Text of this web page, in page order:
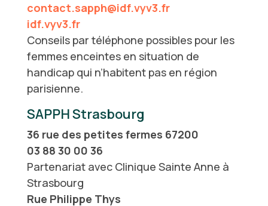
contact.sapph@idf.vyv3.fr
idf.vyv3.fr
Conseils par téléphone possibles pour les
femmes enceintes en situation de
handicap qui n’habitent pas en région
parisienne.
SAPPH Strasbourg
36 rue des petites fermes 67200
03 88 30 00 36
Partenariat avec Clinique Sainte Anne à
Strasbourg
Rue Philippe Thys